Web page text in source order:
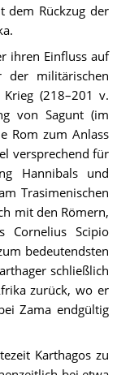
dem Rückzug der
ihren Einfluss auf
der militärischen
(218–201 v.
von Sagunt (im
Rom zum Anlass
versprechend für
Hannibals und
Trasimenischen
mit den Römern,
Cornelius Scipio
bedeutendsten
schließlich
zurück, wo er
Zama endgültig
Karthagos zu